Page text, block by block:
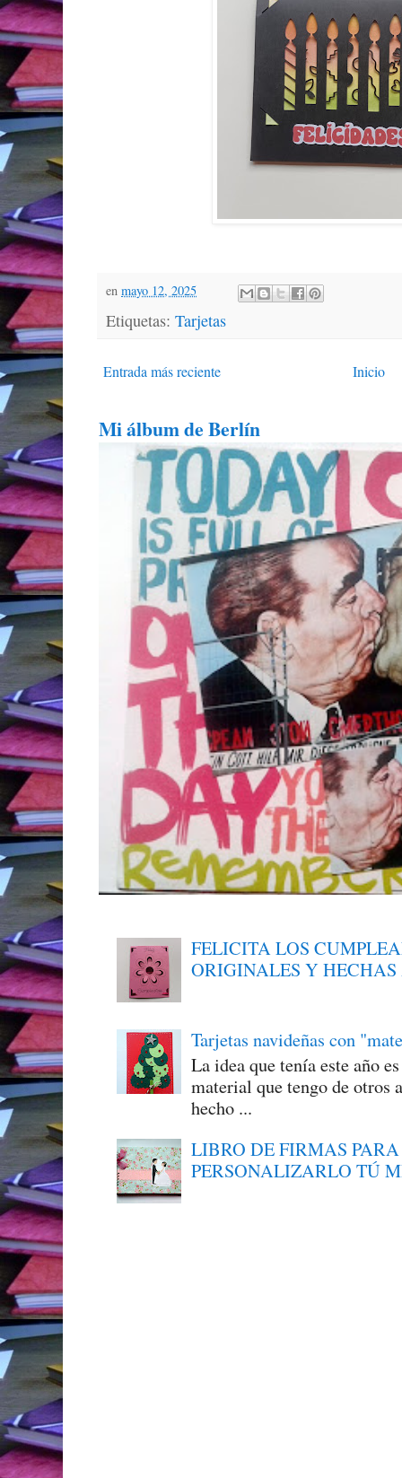
en mayo 12, 2025
Etiquetas: Tarjetas
Entrada más reciente Inicio
Mi álbum de Berlín
FELICITA LOS
ORIGINALES Y
Tarjetas navideñas con
La idea que tenía este año
material que tengo de otros
hecho ...
LIBRO DE FIRMAS
PERSONALIZARLO TÚ